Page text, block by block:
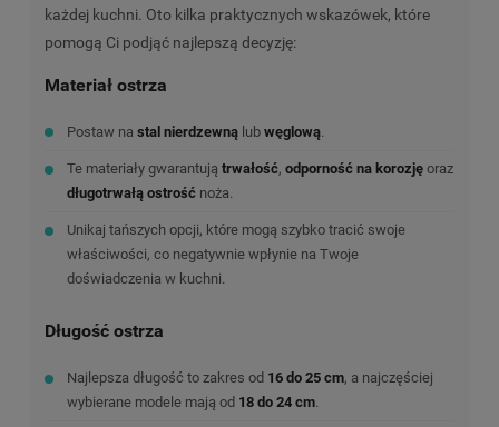
każdej kuchni. Oto kilka praktycznych wskazówek, które
pomogą Ci podjąć najlepszą decyzję:
Materiał ostrza
Postaw na stal nierdzewnąlub węglową.
Te materiały gwarantują trwałość, odporność na korozjęoraz
długotrwałą ostrośćnoża.
Unikaj tańszych opcji, które mogą szybko tracić swoje
właściwości, co negatywnie wpłynie na Twoje
doświadczenia w kuchni.
Długość ostrza
Najlepsza długość to zakres od 16 do 25 cm, a najczęściej
wybierane modele mają od 18 do 24 cm.